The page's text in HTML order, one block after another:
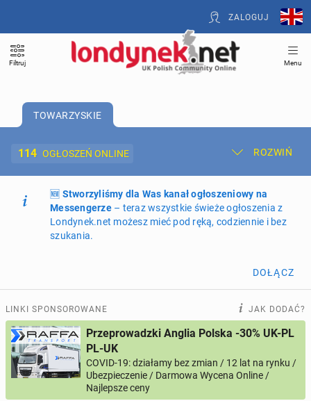
ZALOGUJ
Filtruj Menu
TOWARZYSKIE
114 OGŁOSZEŃ ONLINE ROZWIŃ
Dodaj ogłoszenie Moje ogłoszenia
Oferta i cennik ogłoszeń
ogłoszeń online
PROFILE KANDYDATÓW 287 profili online
USŁUGI 164ogłoszenia online
🆕 Stworzyliśmy dla Was kanał ogłoszeniowy na
Messengerze– teraz wszystkie świeże ogłoszenia z
Londynek.net możesz mieć pod ręką, codziennie i bez
szukania.
DOŁĄCZ
LINKI SPONSOROWANE JAK DODAĆ?
Przeprowadzki Anglia Polska -30% UK-PL
PL-UK
COVID-19: działamy bez zmian / 12 lat na rynku /
Ubezpieczenie / Darmowa Wycena Online /
Najlepsze ceny